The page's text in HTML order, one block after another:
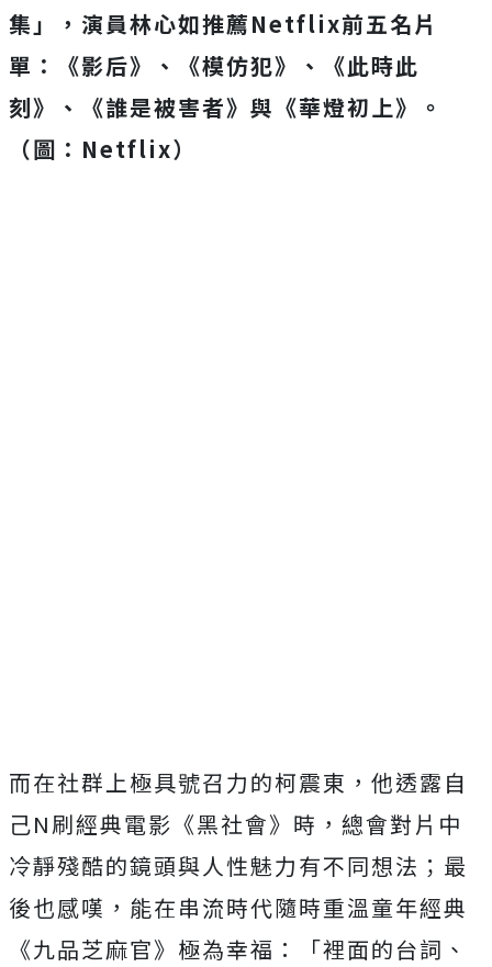
集」， 演員林心如推薦Netflix前五名片
單：《影后》、《模仿犯》
、《此時此
刻》、《誰是被害者》與《華燈初上》。
（圖：Netflix）
而在社群上極具號召力的柯震東，他透露自
己N刷經典電影《黑社會》時，總會對片中
冷靜殘酷的鏡頭與人性魅力有不同想法； 最
後也感嘆，能在串流時代隨時重溫童年經典
《九品芝麻官》極為幸福：「裡面的台詞、